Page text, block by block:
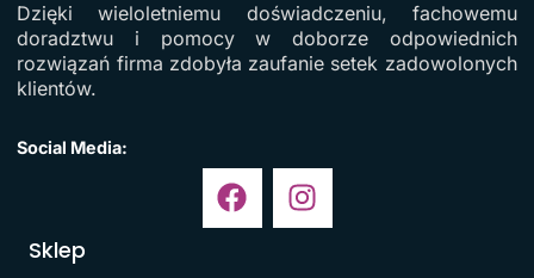
Dzięki wieloletniemu doświadczeniu, fachowemu
doradztwu i pomocy w doborze odpowiednich
rozwiązań firma zdobyła zaufanie setek zadowolonych
klientów.
Social Media:
Sklep